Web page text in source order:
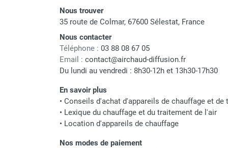
Aérotherme électrique
Aérotherme au gaz
Aérotherme au fioul
Aérotherme pompe à chaleur
(détente directe)
gaz
Chauffage mobile électrique
Chauffage électrique soufflant
Chauffage haute température pour
étuvage industriel ou destruction
Nous trouver
35 route de Colmar, 67600 Sélestat, France
Nous contacter
Téléphone : 03 88 08 67 05
Email : contact@airchaud-diffusion.fr
Du lundi au vendredi : 8h30-12h et 13h30-17h30
En savoir plus
• Conseils d'achat d'appareils de chauffage et de
• Lexique du chauffage et du traitement de l'air
• Location d'appareils de chauffage
Nos modes de paiement